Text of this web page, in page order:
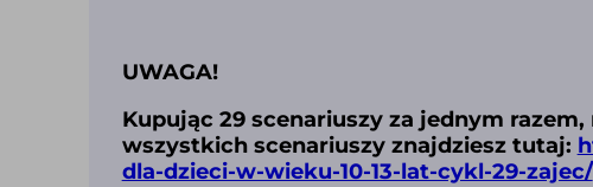
UWAGA!
Kupując 29 scenariuszy za jednym
wszystkich scenariuszy znajdziesz tutaj:
dla-dzieci-w-wieku-10-13-lat-cykl-29-zajec/